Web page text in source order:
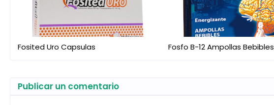
Fosited Uro Capsulas Fosfo B-12 Ampollas Bebibles
Publicar un comentario